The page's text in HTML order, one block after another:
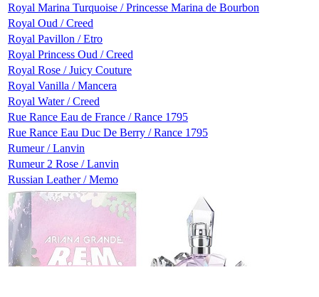
Royal Marina Turquoise / Princesse Marina de Bourbon
Royal Oud / Creed
Royal Pavillon / Etro
Royal Princess Oud / Creed
Royal Rose / Juicy Couture
Royal Vanilla / Mancera
Royal Water / Creed
Rue Rance Eau de France / Rance 1795
Rue Rance Eau Duc De Berry / Rance 1795
Rumeur / Lanvin
Rumeur 2 Rose / Lanvin
Russian Leather / Memo